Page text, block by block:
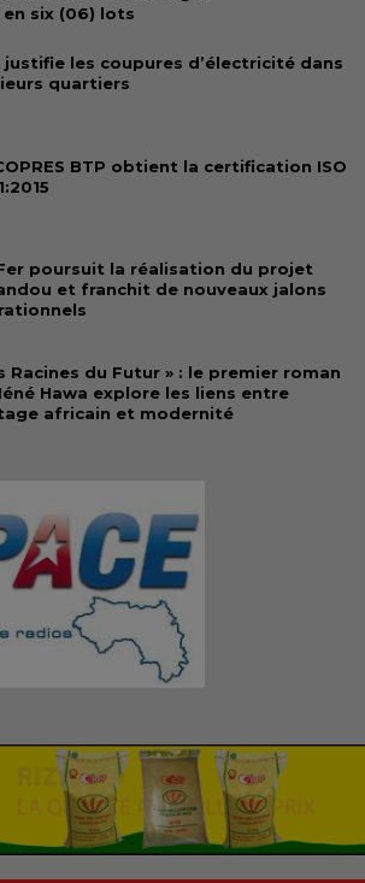
en six (06) lots
justifie les coupures d’électricité dans
quartiers
BTP obtient la certification ISO
poursuit la réalisation du projet
et franchit de nouveaux jalons
Racines du Futur » : le premier roman
Hawa explore les liens entre
africain et modernité